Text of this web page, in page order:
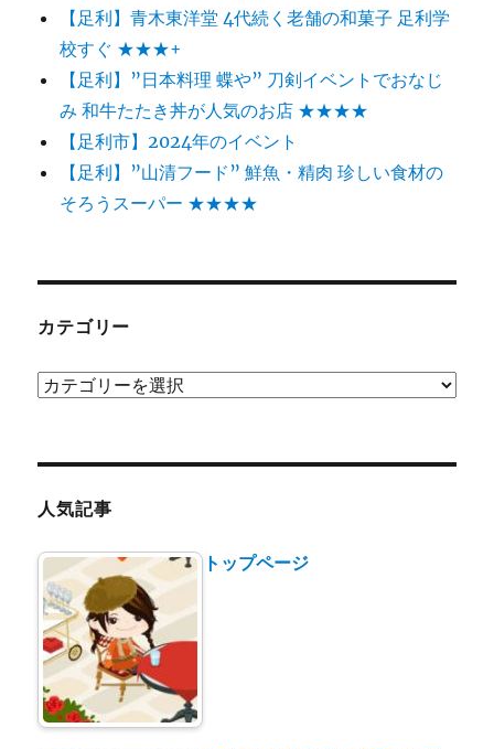
【足利】青木東洋堂 4代続く老舗の和菓子 足利学
校すぐ ★★★+
【足利】”日本料理 蝶や” 刀剣イベントでおなじ
み 和牛たたき丼が人気のお店 ★★★★
【足利市】2024年のイベント
【足利】”山清フード” 鮮魚・精肉 珍しい食材の
そろうスーパー ★★★★
カテゴリー
カ
ー
人気記事
トップページ